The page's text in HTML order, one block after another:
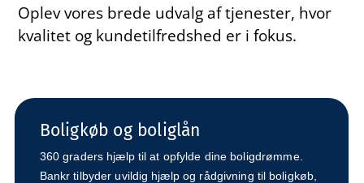
Oplev vores brede udvalg af tjenester, hvor
kvalitet og kundetilfredshed er i fokus.
Boligkøb og boliglån
360 graders hjælp til at opfylde dine boligdrømme.
Bankr tilbyder uvildig hjælp og rådgivning til boligkøb,